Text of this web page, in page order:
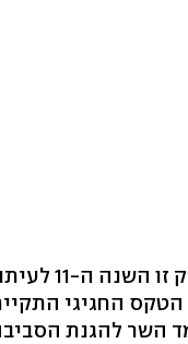
פרס פראט
הטקס החגיגי
השר להגנת